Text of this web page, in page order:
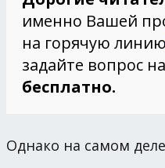
именно Вашей
на горячую линию
задайте вопрос
бесплатно.
Однако на самом